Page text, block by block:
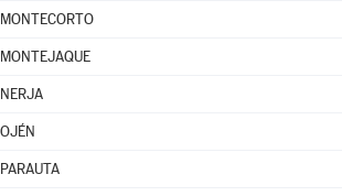
MONTECORTO
MONTEJAQUE
NERJA
OJÉN
PARAUTA